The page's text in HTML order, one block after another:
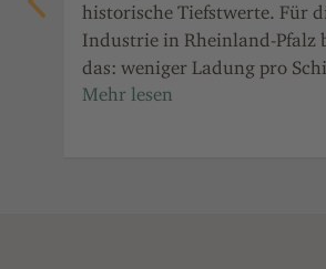
historische Tiefstwerte. Für
Industrie in Rheinland-Pfalz
das: weniger Ladung pro
Transporte und